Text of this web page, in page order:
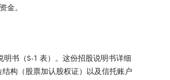
金。
明书（S-1 表）。这份招股说明书详细
构（股票加认股权证）以及信托账户